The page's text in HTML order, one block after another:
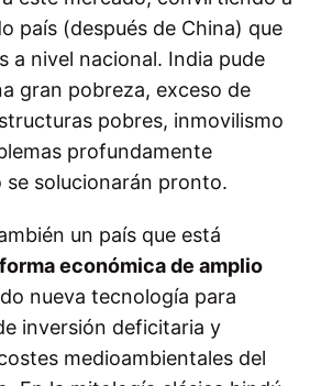
país (después de China) que
a nivel nacional. India pude
gran pobreza, exceso de
pobres, inmovilismo
profundamente
se solucionarán pronto.
un país que está
económica de amplio
nueva tecnología para
inversión deficitaria y
medioambientales del